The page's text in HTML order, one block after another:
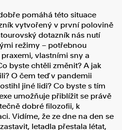
pomáhá této situace
vytvořený v první polovině
dotazník nás nutí
režimy – potřebnou
vlastními sny a
byste chtěli změnit? A jak
O čem teď v pandemii
jiné lidi? Co byste s tím
umožňuje přiblížit se právě
dobré filozofii, k
Vidíme, že ze dne na den se
letadla přestala létat,